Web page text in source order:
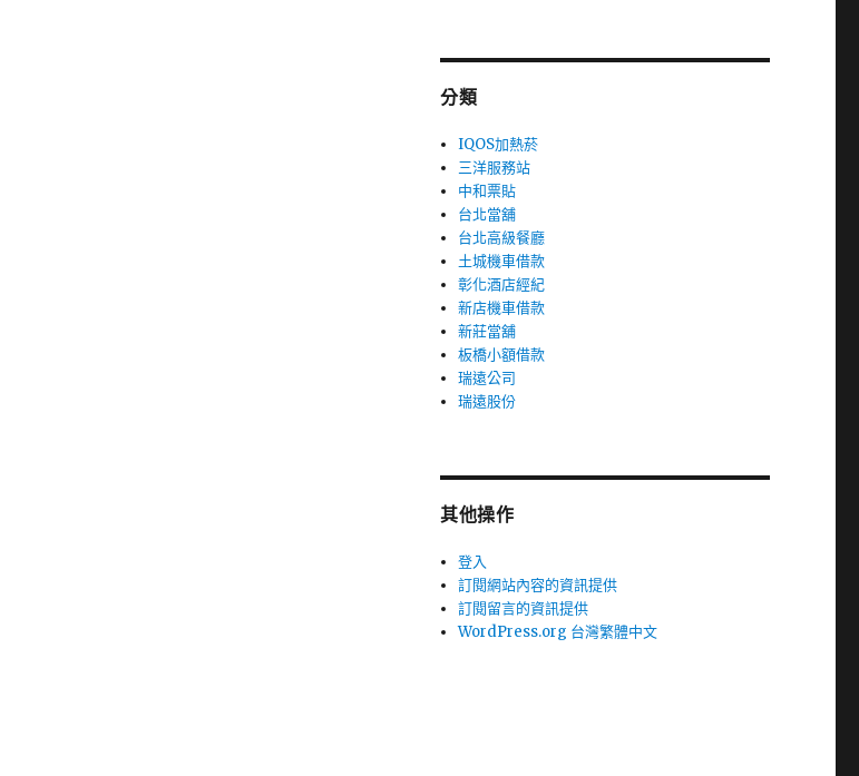
分類
IQOS加熱菸
三洋服務站
中和票貼
台北當舖
台北高級餐廳
土城機車借款
彰化酒店經紀
新店機車借款
新莊當舖
板橋小額借款
瑞遠公司
瑞遠股份
其他操作
登入
訂閱網站內容的資訊提供
訂閱留言的資訊提供
WordPress.org 台灣繁體中文